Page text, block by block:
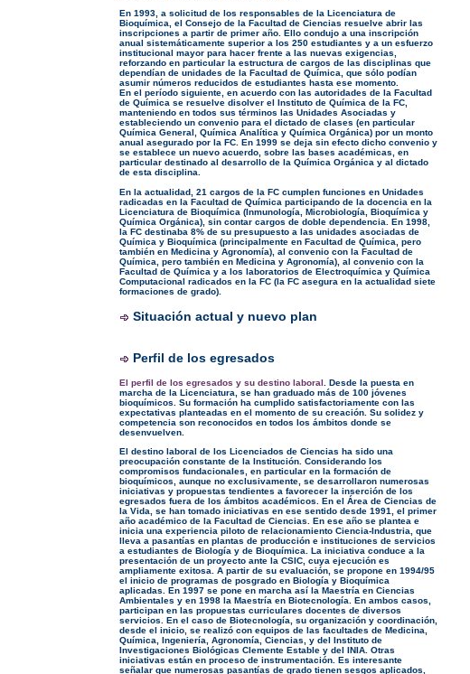
En 1993, a solicitud de los responsables de la Licenciatura de
Bioquímica, el Consejo de la Facultad de Ciencias resuelve abrir las
inscripciones a partir de primer año. Ello condujo a una inscripción
anual sistemáticamente superior a los 250 estudiantes y a un esfuerzo
institucional mayor para hacer frente a las nuevas exigencias,
reforzando en particular la estructura de cargos de las disciplinas que
dependían de unidades de la Facultad de Química, que sólo podían
asumir números reducidos de estudiantes hasta ese momento.
En el período siguiente, en acuerdo con las autoridades de la Facultad
de Química se resuelve disolver el Instituto de Química de la FC,
manteniendo en todos sus términos las Unidades Asociadas y
estableciendo un convenio para el dictado de clases (en particular
Química General, Química Analítica y Química Orgánica) por un monto
anual asegurado por la FC. En 1999 se deja sin efecto dicho convenio y
se establece un nuevo acuerdo, sobre las bases académicas, en
particular destinado al desarrollo de la Química Orgánica y al dictado
de esta disciplina.
En la actualidad, 21 cargos de la FC cumplen funciones en Unidades
radicadas en la Facultad de Química participando de la docencia en la
Licenciatura de Bioquímica (Inmunología, Microbiología, Bioquímica y
Química Orgánica), sin contar cargos de doble dependencia. En 1998,
la FC destinaba 8% de su presupuesto a las unidades asociadas de
Química y Bioquímica (principalmente en Facultad de Química, pero
también en Medicina y Agronomía), al convenio con la Facultad de
Química, pero también en Medicina y Agronomía), al convenio con la
Facultad de Química y a los laboratorios de Electroquímica y Química
Computacional radicados en la FC (la FC asegura en la actualidad siete
formaciones de grado).
Situación actual y nuevo plan
Perfil de los egresados
El perfil de los egresados y su destino laboral . Desde la puesta en
marcha de la Licenciatura, se han graduado más de 100 jóvenes
bioquímicos. Su formación ha cumplido satisfactoriamente con las
expectativas planteadas en el momento de su creación. Su solidez y
competencia son reconocidos en todos los ámbitos donde se
desenvuelven.
El destino laboral de los Licenciados de Ciencias ha sido una
preocupación constante de la Institución. Considerando los
compromisos fundacionales, en particular en la formación de
bioquímicos, aunque no exclusivamente, se desarrollaron numerosas
iniciativas y propuestas tendientes a favorecer la inserción de los
egresados fuera de los ámbitos académicos. En el Área de Ciencias de
la Vida, se han tomado iniciativas en ese sentido desde 1991, el primer
año académico de la Facultad de Ciencias. En ese año se plantea e
inicia una experiencia piloto de relacionamiento Ciencia-Industria, que
lleva a pasantías en plantas de producción e instituciones de servicios
a estudiantes de Biología y de Bioquímica. La iniciativa conduce a la
presentación de un proyecto ante la CSIC, cuya ejecución es
ampliamente exitosa. A partir de su evaluación, se propone en 1994/95
el inicio de programas de posgrado en Biología y Bioquímica
aplicadas. En 1997 se pone en marcha así la Maestría en Ciencias
Ambientales y en 1998 la Maestría en Biotecnología. En ambos casos,
participan en las propuestas curriculares docentes de diversos
servicios. En el caso de Biotecnología, su organización y coordinación,
desde el inicio, se realizó con equipos de las facultades de Medicina,
Química, Ingeniería, Agronomía, Ciencias, y del Instituto de
Investigaciones Biológicas Clemente Estable y del INIA. Otras
iniciativas están en proceso de instrumentación. Es interesante
señalar que numerosas pasantías de grado tienen sesgos aplicados,